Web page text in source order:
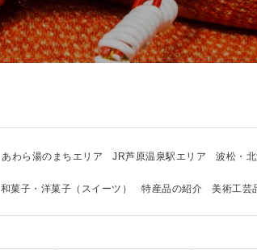
あわら湯のまちエリア JR芦原温泉駅エリア 波松・
和菓子・洋菓子（スイーツ） 特産品の紹介 美術工芸